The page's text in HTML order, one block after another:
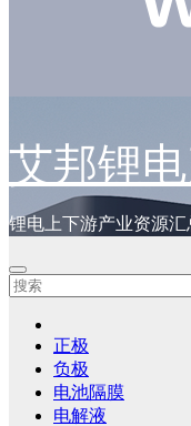
艾邦锂
锂电上下游产业资源汇
正极
负极
电池隔膜
电解液